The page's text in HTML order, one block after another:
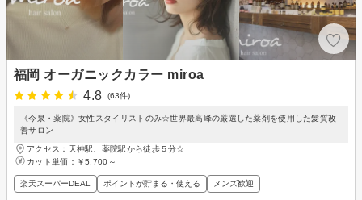
福岡 オーガニックカラー miroa
4.8
(63件)
《今泉・薬院》女性スタイリストのみ☆世界最高峰の厳選した薬剤を使用した髪質改
善サロン
アクセス：天神駅、薬院駅から徒歩５分☆
カット単価： ￥5,700～
楽天スーパーDEAL ポイントが貯まる・使える メンズ歓迎